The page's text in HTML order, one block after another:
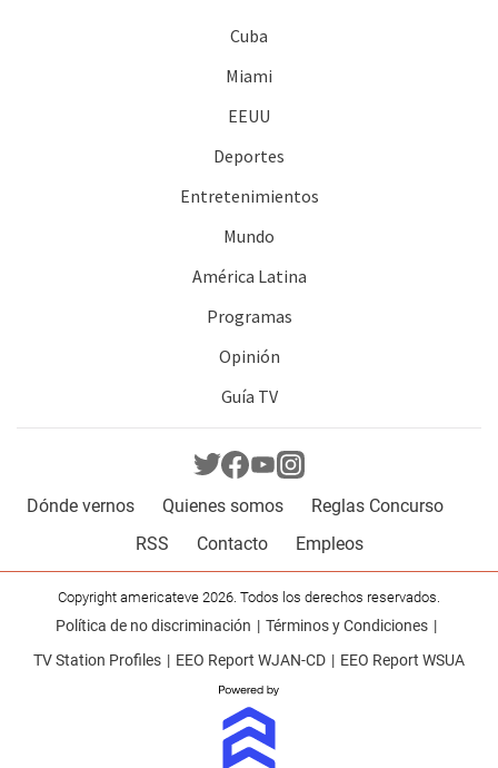
Cuba
Miami
EEUU
Deportes
Entretenimientos
Mundo
América Latina
Programas
Opinión
Guía TV
Dónde vernos Quienes somos
Reglas Concurso
RSS
Contacto Empleos
Copyright americateve 2026. Todos los derechos reservados.
Política de no discriminación
Términos y Condiciones
TV Station Profiles
EEO Report WJAN-CD EEO Report WSUA